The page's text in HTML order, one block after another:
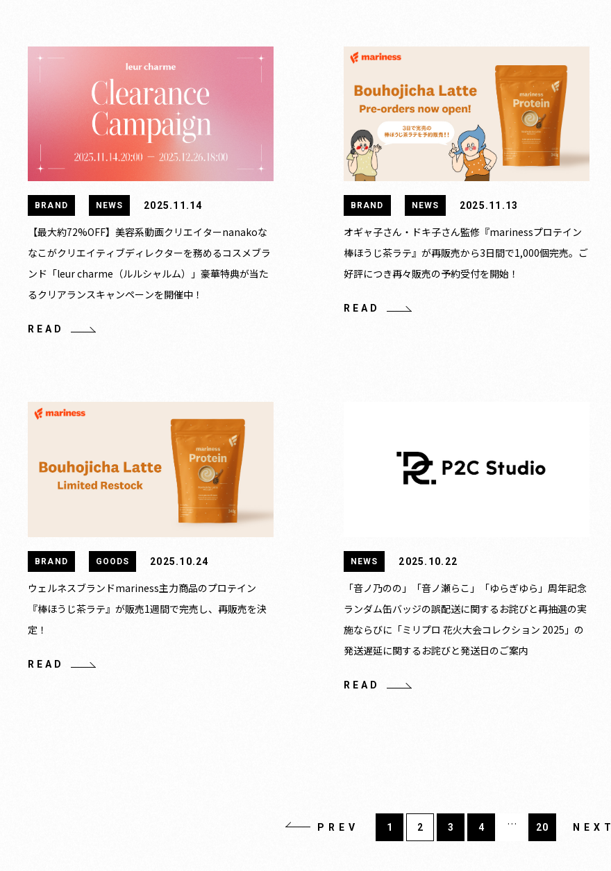
BRAND NEWS 2025.11.14
【最大約72%OFF】美容系動画クリエイターnanakoな
なこがクリエイティブディレクターを務めるコスメブラ
ンド「leur charme（ルルシャルム）」豪華特典が当た
るクリアランスキャンペーンを開催中！
READ
BRAND NEWS 2025.11.13
オギャ子さん・ドキ子さん監修『marinessプロテイン
棒ほうじ茶ラテ』が再販売から3日間で1,000個完売。ご
好評につき再々販売の予約受付を開始！
READ
BRAND GOODS 2025.10.24
ウェルネスブランドmariness主力商品のプロテイン
『棒ほうじ茶ラテ』が販売1週間で完売し、再販売を決
定！
READ
NEWS 2025.10.22
「音ノ乃のの」「音ノ瀬らこ」「ゆらぎゆら」周年記念
ランダム缶バッジの誤配送に関するお詫びと再抽選の実
施ならびに「ミリプロ 花火大会コレクション 2025」の
発送遅延に関するお詫びと発送日のご案内
READ
PREV 1 2 3 4 … 20 NEXT